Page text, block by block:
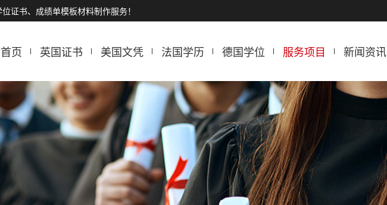
证书、成绩单模板材料制作服务！
页 英国证书 美国文凭 法国学历 德国学位 服务项目 新闻资讯